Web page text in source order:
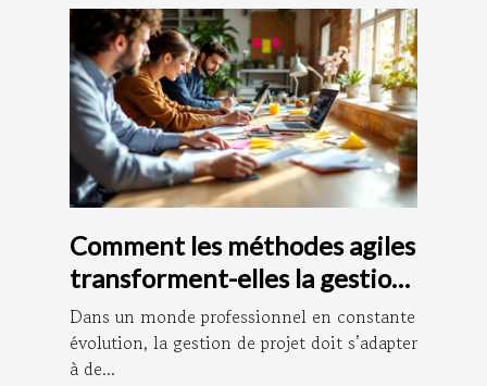
Comment les méthodes agiles
transforment-elles la gestion
de projet ?
Dans un monde professionnel en constante
évolution, la gestion de projet doit s’adapter
à de...